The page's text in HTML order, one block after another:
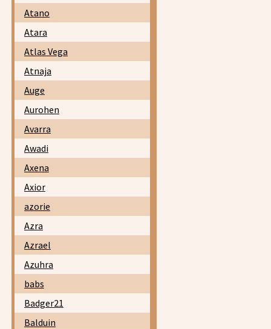
Atano
Atara
Atlas Vega
Atnaja
Auge
Aurohen
Avarra
Awadi
Axena
Axior
azorie
Azra
Azrael
Azuhra
babs
Badger21
Balduin